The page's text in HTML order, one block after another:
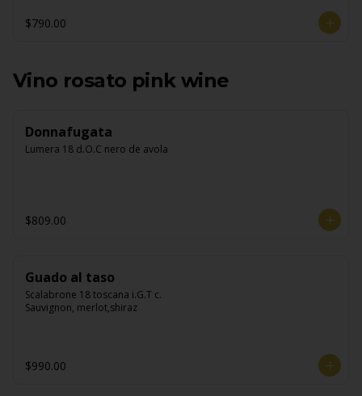
$790.00
Vino rosato pink wine
Donnafugata
Lumera 18 d.O.C nero de avola
$809.00
Guado al taso
Scalabrone 18 toscana i.G.T c.
Sauvignon, merlot,shiraz
$990.00